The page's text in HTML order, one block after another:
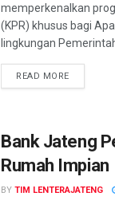
memperkenalkan
(KPR) khusus bagi
lingkungan Pemerintah
READ MOREDETAILS
Bank Jateng
Rumah Impian
BY TIM LENTERAJATENG